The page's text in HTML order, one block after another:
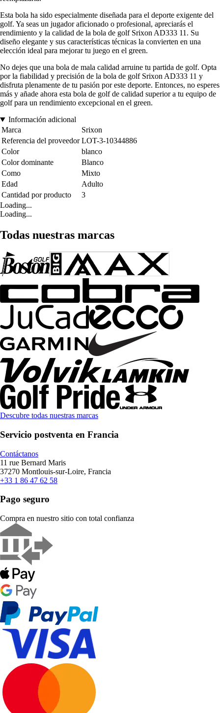
Esta bola ha sido especialmente diseñada para el deporte exigente del
golf. Ya seas un jugador aficionado o profesional, apreciarás el
rendimiento y la calidad de la bola de golf Srixon AD333 11. Su
diseño elegante y sus características técnicas la convierten en una
elección ideal para mejorar tu juego en el green.
No dejes que una bola de mala calidad arruine tu partida de golf. Opta
por la fiabilidad y precisión de la bola de golf Srixon AD333 11 y
disfruta plenamente de tu pasión por este deporte. Entonces, no esperes
más y añade ahora esta bola de golf de calidad superior a tu equipo de
golf para un rendimiento excepcional en el green.
Información adicional
Marca
Srixon
Referencia del proveedor LOT-3-10344886
Color
blanco
Color dominante
Blanco
Como
Mixto
Edad
Adulto
Cantidad por producto
3
Loading...
Loading...
Todas nuestras marcas
Descubre todas nuestras marcas
Servicio postventa en Francia
Contáctanos
11 rue Bernard Maris
37270 Montlouis-sur-Loire, Francia
+33 1 86 47 62 58
Pago seguro
Compra en nuestro sitio con total confianza